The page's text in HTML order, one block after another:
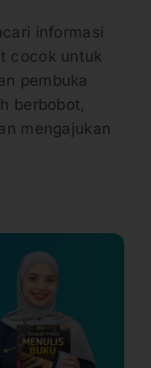
informasi
cocok untuk
pembuka
berbobot,
mengajukan